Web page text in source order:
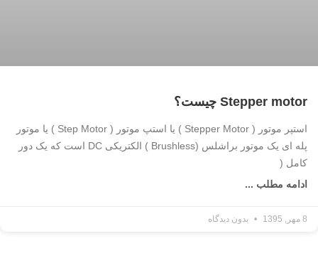
Stepper motor چیست؟
استپر موتور ( Stepper Motor ) یا استپ موتور ( Step Motor ) یا موتور
پله ای یک موتور براشلس (Brushless ) الکتریکی DC است که یک دور
کامل (
ادامه مطلب ...
8 مهر, 1395 بدون دیدگاه